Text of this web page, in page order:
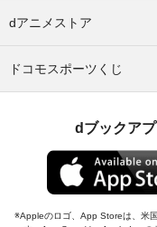
dアニメストア
ドコモスポーツくじ
dブックア
Appleのロゴ、App Storeは、米